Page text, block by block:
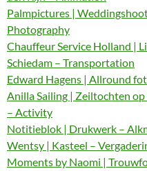
Palmpictures |
Photography
Chauffeur Service Holland |
Schiedam – Transportation
Edward Hagens | Allround
Anilla Sailing | Zeiltochten
– Activity
Notitieblok | Drukwerk –
Wentsy | Kasteel –
Moments by Naomi |